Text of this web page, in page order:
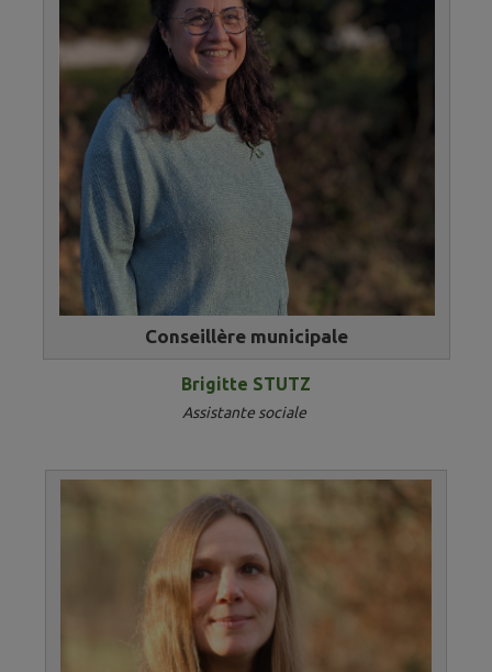
Conseillère municipale
Brigitte STUTZ
Assistante sociale